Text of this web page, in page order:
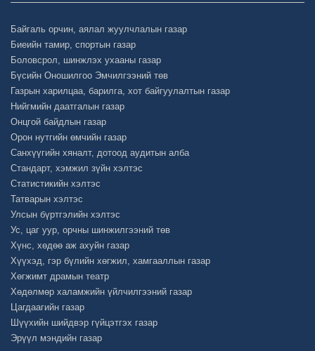
Байгаль орчин, аялал жуулчлалын газар
Биеийн тамир, спортын газар
Боловсрол, шинжлэх ухааны газар
Бүсийн Оношилгоо Эмчилгээний төв
Газрын харилцаа, барилга, хот байгуулалтын газар
Нийгмийн даатгалын газар
Онцгой байдлын газар
Орон нутгийн өмчийн газар
Санхүүгийн хяналт, дотоод аудитын алба
Стандарт, хэмжил зүйн хэлтэс
Статистикийн хэлтэс
Татварын хэлтэс
Улсын бүртгэлийн хэлтэс
Ус, цаг уур, орчны шинжилгээний төв
Хүнс, хөдөө аж ахуйн газар
Хүүхэд, гэр бүлийн хөгжил, хамгааллын газар
Хөгжимт драмын театр
Хөдөлмөр халамжийн үйлчилгээний газар
Цагдаагийн газар
Шүүхийн шийдвэр гүйцэтгэх газар
Эрүүл мэндийн газар